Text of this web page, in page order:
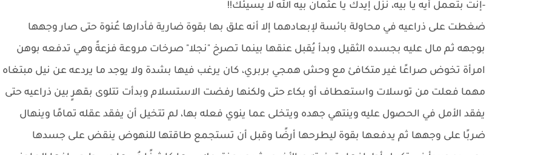
-إنتَ بتعمل أيه يا بيه، نزل إيدك يا عثمان بيه الله لا يسيئك!!
ضغطت على ذراعيه في محاولة بائسة لإبعادهما إلا أنه علق بها بقوة ضارية فأدارها عُنوة حتى صار وجهها
بوجهه ثم مال عليه بجسده الثقيل وبدأ يُقبل عنقها بينما تصرخ "نجلا" صرخات مروعة فزعةً وهي تدفعه بوهن
امرأة تخوض صراعًا غير متكافئ مع وحش همجي بربري، كان يرغب فيها بشدة ولا يوجد ما يردعه عن نيل مبتغاه
مهما فعلت من توسلات واستعطاف أو بكاء حتى ولكنها رفضت الاستسلام وبدأت تتلوى بقهرٍ بين ذراعيه حتى
يفقد الأمل في الحصول عليه وينتهي جهده ويتخلى عما ينوي فعله بها، لم تتخيل أن يفقد عقله تمامًا وينهال
ضربًا على وجهها ثم يدفعها بقوة ليطرحها أرضًا وقبل أن تستجمع طاقتها للنهوض ينقض على جسدها